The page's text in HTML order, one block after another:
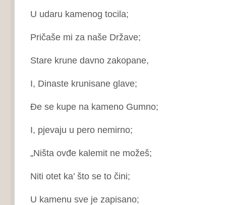
U udaru kamenog tocila;
Pričaše mi za naše Države;
Stare krune davno zakopane,
I, Dinaste krunisane glave;
Đe se kupe na kameno Gumno;
I, pjevaju u pero nemirno;
„Ništa ovđe kalemit ne možeš;
Niti otet ka’ što se to čini;
U kamenu sve je zapisano;